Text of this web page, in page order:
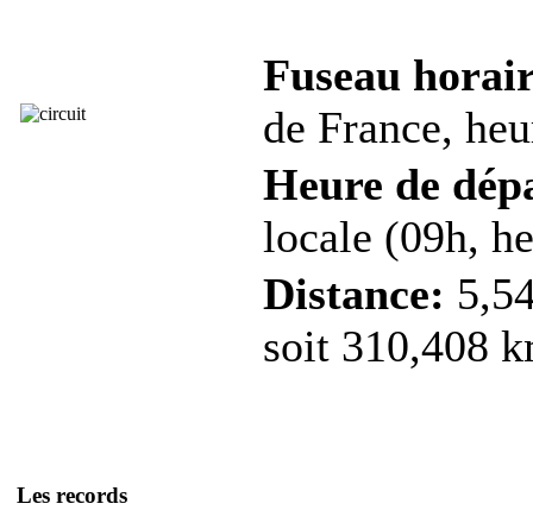
Fuseau
de France,
Heure de
locale (09h,
Distance:
soit 310,408
Les records